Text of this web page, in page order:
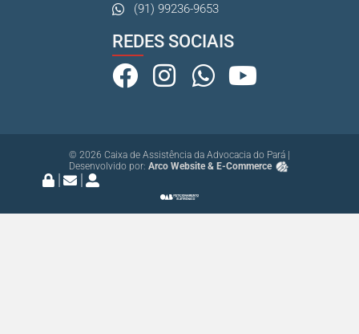
(91) 99236-9653
REDES SOCIAIS
© 2026 Caixa de Assistência da Advocacia do Pará |
Desenvolvido por: Arco Website & E-Commerce